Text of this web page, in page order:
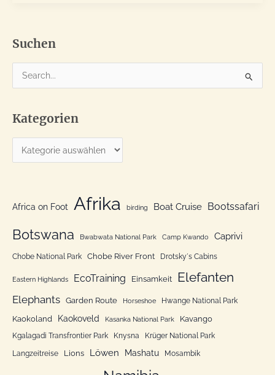
Suchen
u
h
e
c
Kategorien
a
g
o
i
e
n
Africa on Foot Afrika birding Boat Cruise Bootssafari
Botswana Bwabwata National Park Camp Kwando Caprivi
Chobe National Park Chobe River Front Drotsky´s Cabins
Eastern Highlands EcoTraining Einsamkeit Elefanten
Elephants Garden Route Horseshoe Hwange National Park
Kaokoland Kaokoveld Kasanka National Park Kavango
Kgalagadi Transfrontier Park Knysna Krüger National Park
Langzeitreise Lions Löwen Mashatu Mosambik